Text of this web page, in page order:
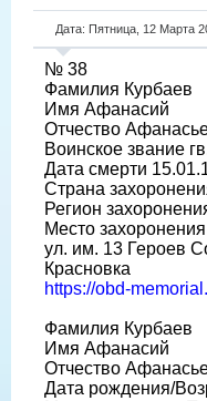
Дата: Пятница, 12 Марта
№ 38
Фамилия Курбаев
Имя Афанасий
Отчество
Воинское звание
Дата смерти
Страна
Регион
Место
ул. им. 13 Героев
Красновка
https://obd-
Фамилия Курбаев
Имя Афанасий
Отчество
Дата рождения/